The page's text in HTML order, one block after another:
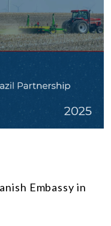
Embassy in